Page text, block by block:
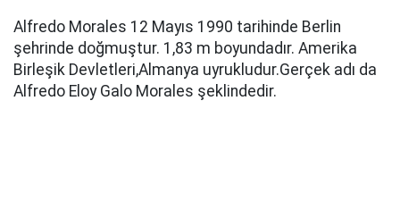
Alfredo Morales 12 Mayıs 1990 tarihinde Berlin
şehrinde doğmuştur. 1,83 m boyundadır. Amerika
Birleşik Devletleri,Almanya uyrukludur.Gerçek adı da
Alfredo Eloy Galo Morales şeklindedir.